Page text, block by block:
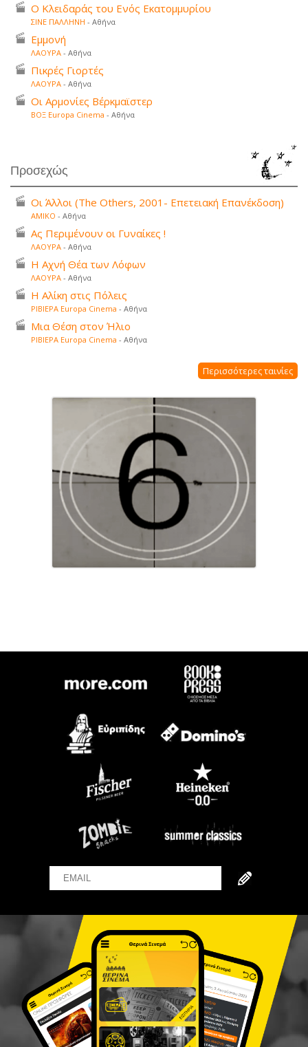
Ο Κλειδαράς του Ενός Εκατομμυρίου
ΣΙΝΕ ΠΑΛΛΗΝΗ - Αθήνα
Εμμονή
ΛΑΟΥΡΑ - Αθήνα
Πικρές Γιορτές
ΛΑΟΥΡΑ - Αθήνα
Οι Αρμονίες Βέρκμαϊστερ
ΒΟΞ Europa Cinema - Αθήνα
Προσεχώς
Οι Άλλοι (The Others, 2001- Επετειακή Επανέκδοση)
ΑΜΙΚΟ - Αθήνα
Ας Περιμένουν οι Γυναίκες !
ΛΑΟΥΡΑ - Αθήνα
Η Αχνή Θέα των Λόφων
ΛΑΟΥΡΑ - Αθήνα
Η Αλίκη στις Πόλεις
ΡΙΒΙΕΡΑ Europa Cinema - Αθήνα
Μια Θέση στον Ήλιο
ΡΙΒΙΕΡΑ Europa Cinema - Αθήνα
Περισσότερες ταινίες
Email Name